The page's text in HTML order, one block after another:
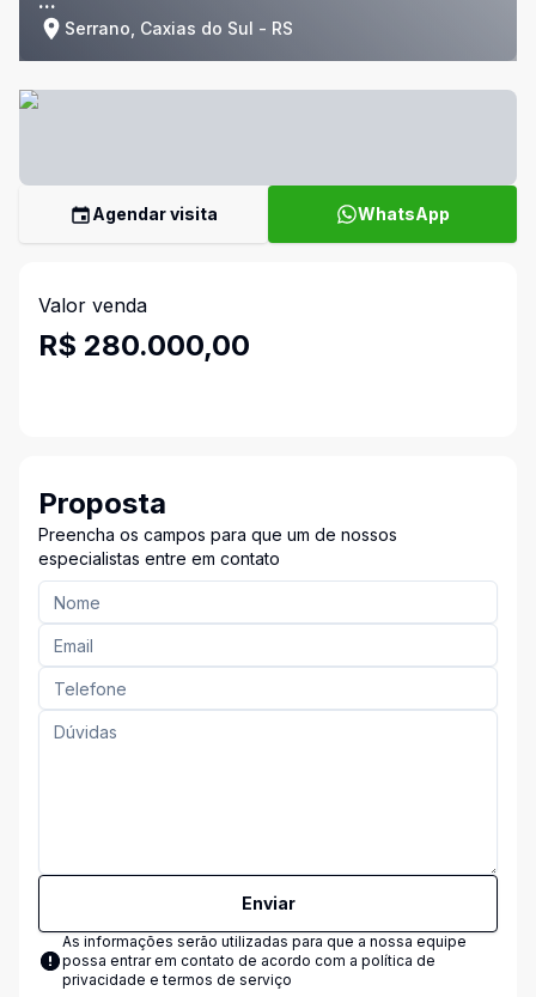
Serrano, Caxias do Sul - RS
Agendar visita WhatsApp
Valor venda
R$ 280.000,00
Proposta
Preencha os campos para que um de nossos
especialistas entre em contato
Enviar
As informações serão utilizadas para que a nossa equipe
possa entrar em contato de acordo com a política de
privacidade e termos de serviço